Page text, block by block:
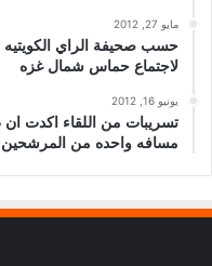
مايو 27, 2012
حسب صحيفة الراي
لاجتماع حماس شمال غزه
يونيو 16, 2012
تسريبات من اللقاء اكدت
مسافه واحده من المرشحين